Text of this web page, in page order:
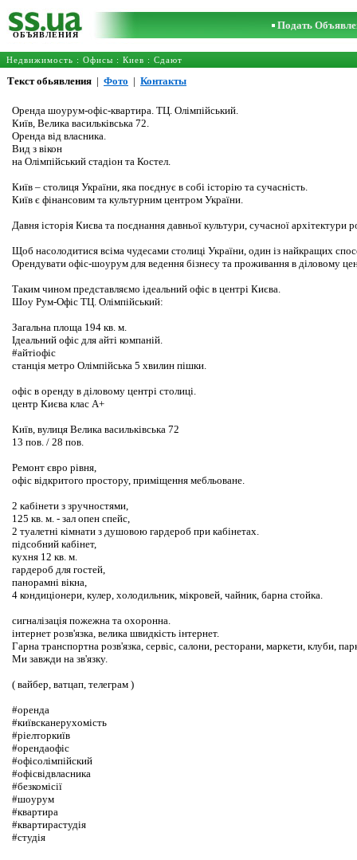
ОБЪЯВЛЕНИЯ
Подать
Недвижимость : Офисы : Киев : Сдают
Текст обьявления | Фото | Контакты
Оренда шоурум-офіс-квартира. ТЦ. Олімпійський.
Київ, Велика васильківська 72.
Оренда від власника.
Вид з вікон
на Олімпійський стадіон та Костел.
Київ – столиця України, яка поєднує в собі історію та сучасність.
Київ є фінансовим та культурним центром України.
Давня історія Києва та поєднання давньої культури, сучасної архітектури
Щоб насолодитися всіма чудесами столиці України, один із найкращих
Орендувати офіс-шоурум для ведення бізнесу та проживання в діловому
Таким чином представляємо ідеальний офіс в центрі Києва.
Шоу Рум-Офіс ТЦ. Олімпійський:
Загальна площа 194 кв. м.
Ідеальний офіс для айті компаній.
#айтіофіс
станція метро Олімпійська 5 хвилин пішки.
офіс в оренду в діловому центрі столиці.
центр Києва клас А+
Київ, вулиця Велика васильківська 72
13 пов. / 28 пов.
Ремонт євро рівня,
офіс відкритого простору, приміщення мебльоване.
2 кабінети з зручностями,
125 кв. м. - зал опен спейс,
2 туалетні кімнати з душовою гардероб при кабінетах.
підсобний кабінет,
кухня 12 кв. м.
гардероб для гостей,
панорамні вікна,
4 кондиціонери, кулер, холодильник, мікровей, чайник, барна стойка.
сигналізація пожежна та охоронна.
інтернет розв'язка, велика швидкість інтернет.
Гарна транспортна розв'язка, сервіс, салони, ресторани, маркети, клуби,
Ми завжди на зв'язку.
( вайбер, ватцап, телеграм )
#оренда
#київсканерухомість
#ріелторкиїв
#орендаофіс
#офісолімпійский
#офісвідвласника
#безкомісії
#шоурум
#квартира
#квартирастудія
#студія